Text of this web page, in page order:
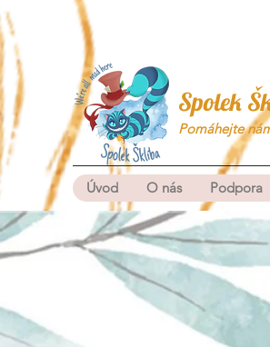
Spolek
Pomáhejte
Úvod O nás Podpora